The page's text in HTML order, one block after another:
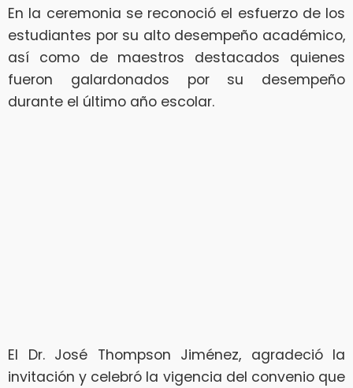
En la ceremonia se reconoció el esfuerzo de los
estudiantes por su alto desempeño académico,
así como de maestros destacados quienes
fueron galardonados por su desempeño
durante el último año escolar.
El Dr. José Thompson Jiménez, agradeció la
invitación y celebró la vigencia del convenio que